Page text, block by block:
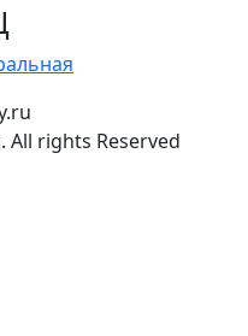
.ru
All rights Reserved